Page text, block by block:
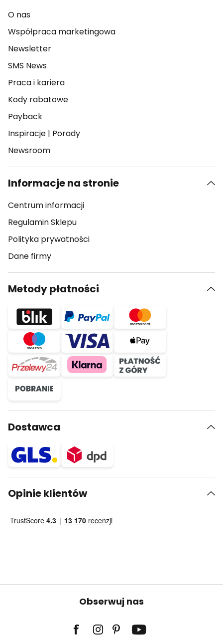
O nas
Współpraca marketingowa
Newsletter
SMS News
Praca i kariera
Kody rabatowe
Payback
Inspiracje | Porady
Newsroom
Informacje na stronie
Centrum informacji
Regulamin Sklepu
Polityka prywatności
Dane firmy
Metody płatności
Dostawca
Opinie klientów
Obserwuj nas